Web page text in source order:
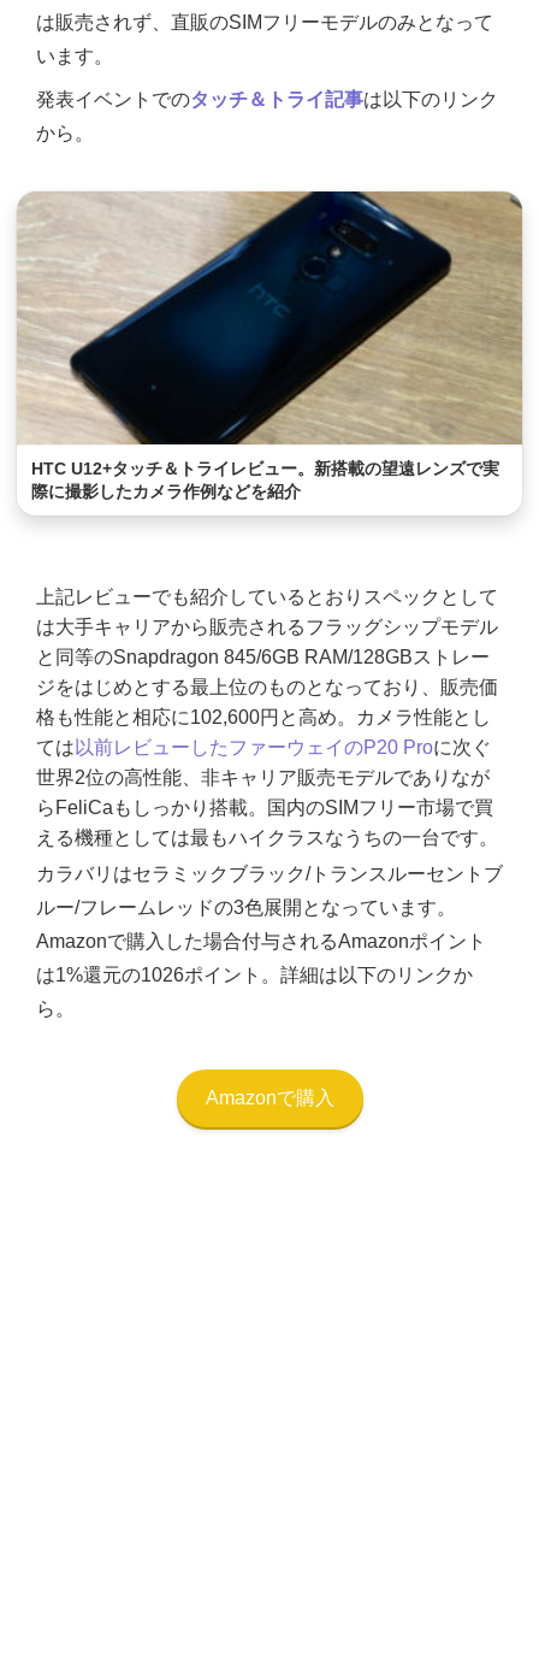
は販売されず、直販のSIMフリーモデルのみとなって
います。
発表イベントでのタッチ＆トライ記事は以下のリンク
から。
HTC U12+タッチ＆トライレビュー。新搭載の望遠レンズで実
際に撮影したカメラ作例などを紹介
上記レビューでも紹介しているとおりスペックとして
は大手キャリアから販売されるフラッグシップモデル
と同等のSnapdragon 845/6GB RAM/128GBストレー
ジをはじめとする最上位のものとなっており、販売価
格も性能と相応に102,600円と高め。カメラ性能とし
ては 以前レビューしたファーウェイのP20 Proに次ぐ
世界2位の高性能、非キャリア販売モデルでありなが
らFeliCaもしっかり搭載。国内のSIMフリー市場で買
える機種としては最もハイクラスなうちの一台です。
カラバリはセラミックブラック/トランスルーセントブ
ルー/フレームレッドの3色展開となっています。
Amazonで購入した場合付与されるAmazonポイント
は1%還元の1026ポイント。詳細は以下のリンクか
ら。
Amazonで購入